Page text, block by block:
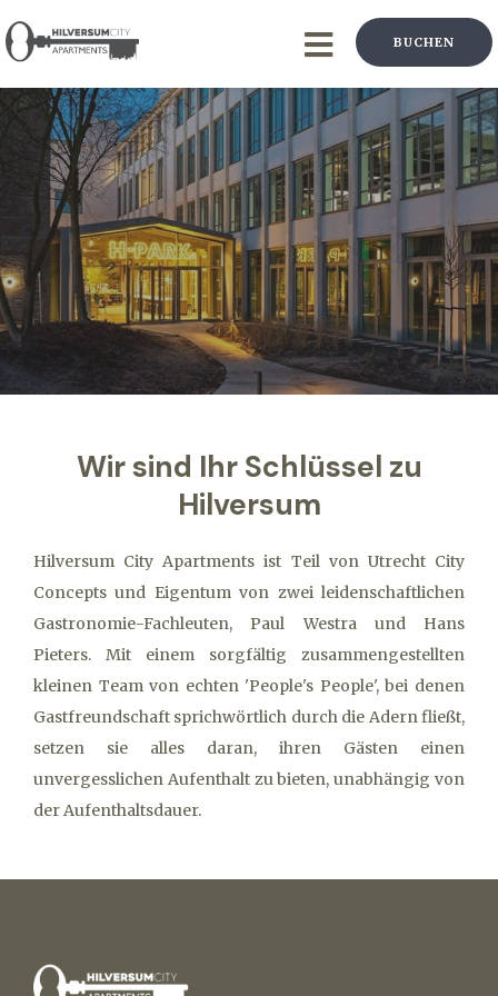
BUCHEN
Wir sind Ihr Schlüssel zu
Hilversum
Hilversum City Apartments ist Teil von Utrecht City
Concepts und Eigentum von zwei leidenschaftlichen
Gastronomie-Fachleuten, Paul Westra und Hans
Pieters. Mit einem sorgfältig zusammengestellten
kleinen Team von echten 'People's People', bei denen
Gastfreundschaft sprichwörtlich durch die Adern fließt,
setzen sie alles daran, ihren Gästen einen
unvergesslichen Aufenthalt zu bieten, unabhängig von
der Aufenthaltsdauer.